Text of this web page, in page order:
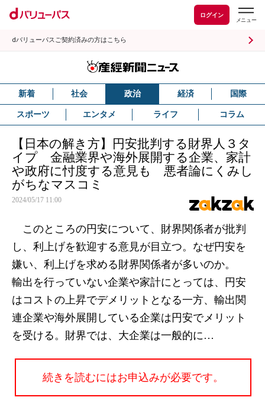
ログイン
dバリューパスご契約済みの方はこちら
新着 社会 政治 経済 国際
スポーツ エンタメ ライフ コラム
【日本の解き方】円安批判する財界人３タ
イプ 金融業界や海外展開する企業、家計
や政府に忖度する意見も 悪者論にくみし
がちなマスコミ
2024/05/17 11:00
このところの円安について、財界関係者が批判
し、利上げを歓迎する意見が目立つ。なぜ円安を
嫌い、利上げを求める財界関係者が多いのか。
輸出を行っていない企業や家計にとっては、円安
はコストの上昇でデメリットとなる一方、輸出関
連企業や海外展開している企業は円安でメリット
を受ける。財界では、大企業は一般的に…
続きを読むにはお申込みが必要です。